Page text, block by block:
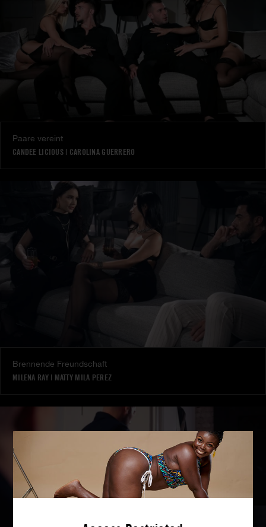
Paare vereint
CANDEE LICIOUS| CAROLINA GUERRERO
Brennende Freundschaft
MILENA RAY| MATTY MILA PEREZ